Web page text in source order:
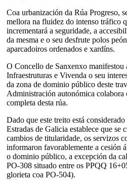
Coa urbanización da Rúa Progreso,
mellora na fluidez do intenso tráfico
incrementará a seguridade, a
da mesma e o seu desfrute polos
aparcadoiros ordenados e xardíns.
O Concello de Sanxenxo manifestou
Infraestruturas e Vivenda o seu
da zona de dominio público deste
Administración autonómica colabora
completa desta rúa.
Dado que este treito está
Estradas de Galicia establece que se
cambios de titularidade, os servizos
informaron favorablemente a cesión
o dominio público, a excepción da
PO-308 situado entre os PPQQ
glorieta coa PO-504).